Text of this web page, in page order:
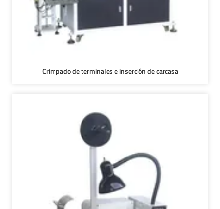
Crimpado de terminales e inserción de carcasa